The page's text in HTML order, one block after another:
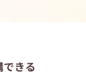
きる